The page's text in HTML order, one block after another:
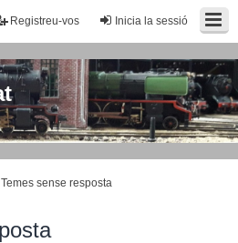
Inicia la sessió
Registreu-vos
Temes sense resposta